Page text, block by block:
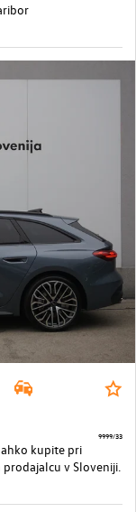
kupite pri
prodajalcu v Sloveniji.
9999/33